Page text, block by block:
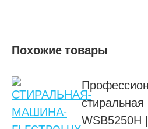
Похожие товары
WSB5250H